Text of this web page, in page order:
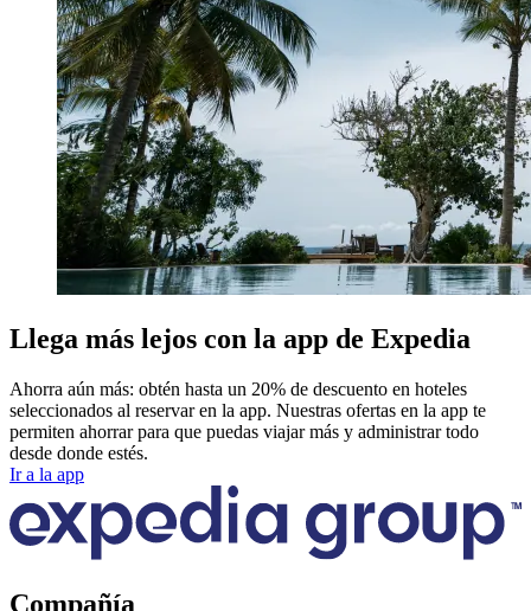
Llega más lejos con la app de Expedia
Ahorra aún más: obtén hasta un 20% de descuento en hoteles
seleccionados al reservar en la app. Nuestras ofertas en la app te
permiten ahorrar para que puedas viajar más y administrar todo
desde donde estés.
Ir a la app
Compañía